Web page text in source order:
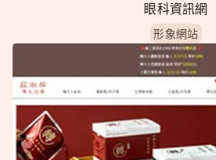
眼科資訊網
形象網站